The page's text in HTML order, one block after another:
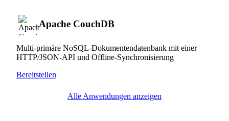
Apache CouchDB
Multi-primäre NoSQL-Dokumentendatenbank mit einer
HTTP/JSON-API und Offline-Synchronisierung
Bereitstellen
Alle Anwendungen anzeigen